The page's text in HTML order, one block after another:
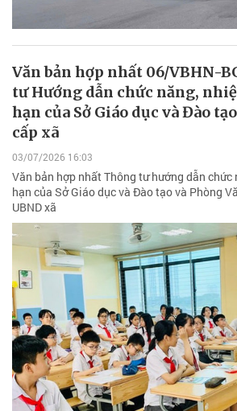
Văn bản hợp nhất 06/VBHN-
tư Hướng dẫn chức năng,
hạn của Sở Giáo dục và Đào
cấp xã
03/07/2026 16:03
Văn bản hợp nhất Thông tư hướng dẫn chức
hạn của Sở Giáo dục và Đào tạo và Phòng
UBND xã